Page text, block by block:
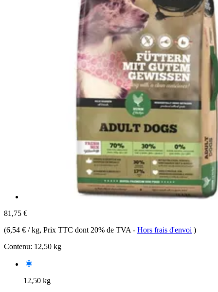
81,75 €
(6,54 € / kg, Prix TTC dont 20% de TVA - Hors frais d'envoi )
Contenu: 12,50 kg
12,50 kg